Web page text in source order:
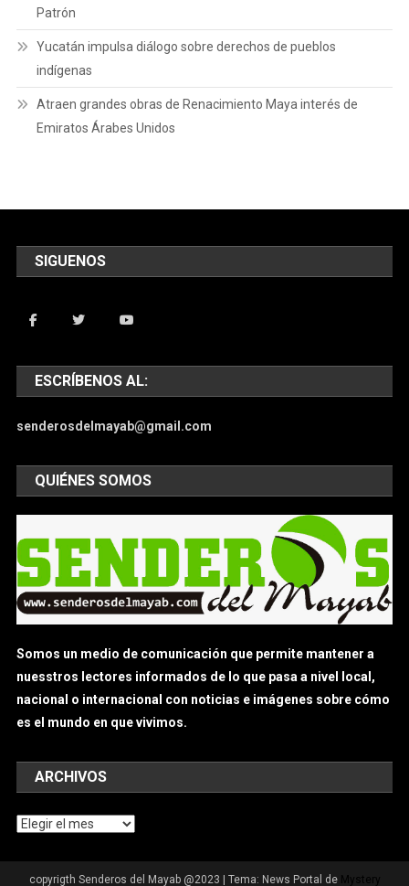
Patrón
Yucatán impulsa diálogo sobre derechos de pueblos
indígenas
Atraen grandes obras de Renacimiento Maya interés de
Emiratos Árabes Unidos
SIGUENOS
ESCRÍBENOS AL:
senderosdelmayab@gmail.com
QUIÉNES SOMOS
Somos un medio de comunicación que permite mantener a
nuesstros lectores informados de lo que pasa a nivel local,
nacional o internacional con noticias e imágenes sobre cómo
es el mundo en que vivimos.
ARCHIVOS
Archivos
copyrigth Senderos del Mayab @2023 Tema: News Portal de Mystery